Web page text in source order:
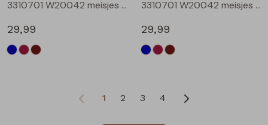
3310701 W20042 meisjes Jurk Bordeaux
29,99
3310701 W20042 meisjes Jurk Bruin donker
29,99
1 2 3 4